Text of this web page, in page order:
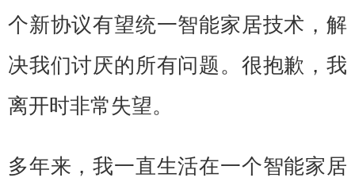
个新协议有望统一智能家居技术，解
决我们讨厌的所有问题。 很抱歉，我
离开时非常失望。
多年来，我一直生活在一个智能家居